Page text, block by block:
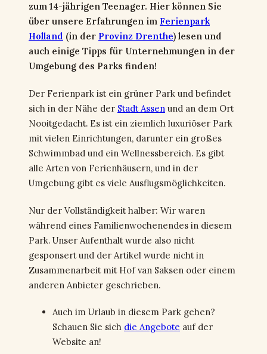
zum 14-jährigen Teenager. Hier können Sie
über unsere Erfahrungen im Ferienpark
Holland (in der Provinz Drenthe) lesen und
auch einige Tipps für Unternehmungen in der
Umgebung des Parks finden!
Der Ferienpark ist ein grüner Park und befindet
sich in der Nähe der Stadt Assen und an dem Ort
Nooitgedacht. Es ist ein ziemlich luxuriöser Park
mit vielen Einrichtungen, darunter ein großes
Schwimmbad und ein Wellnessbereich. Es gibt
alle Arten von Ferienhäusern, und in der
Umgebung gibt es viele Ausflugsmöglichkeiten.
Nur der Vollständigkeit halber: Wir waren
während eines Familienwochenendes in diesem
Park. Unser Aufenthalt wurde also nicht
gesponsert und der Artikel wurde nicht in
Zusammenarbeit mit Hof van Saksen oder einem
anderen Anbieter geschrieben.
Auch im Urlaub in diesem Park gehen?
Schauen Sie sich die Angebote auf der
Website an!